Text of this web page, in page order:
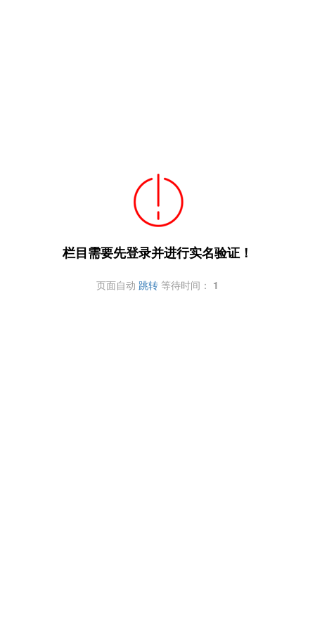
栏目需要先登录并进行实名验证！
页面自动 跳转 等待时间： 1